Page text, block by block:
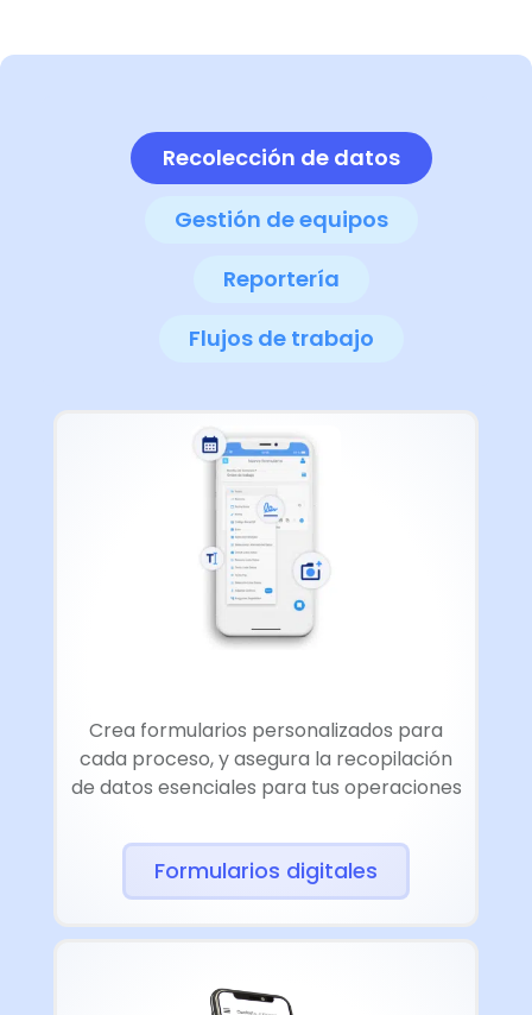
Recolección de datos
Gestión de equipos
Reportería
Flujos de trabajo
Crea formularios personalizados para
cada proceso, y asegura la recopilación
de datos esenciales para tus operaciones
Formularios digitales